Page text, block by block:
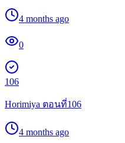
4 months ago
0
106
Horimiya ตอนที่106
4 months ago